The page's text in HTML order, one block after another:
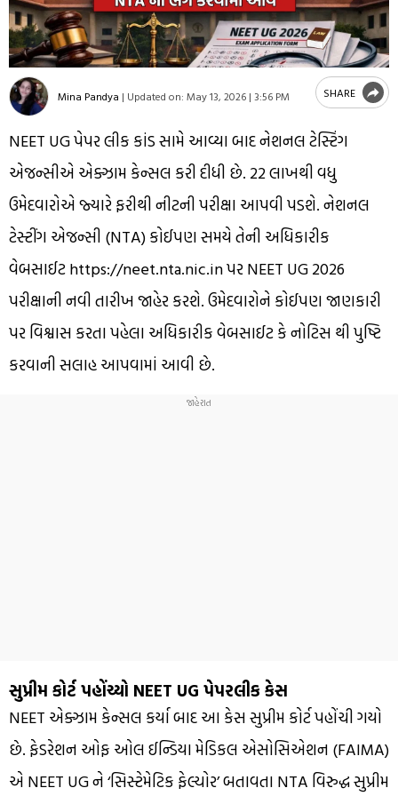
Mina Pandya | Updated on: May 13, 2026 | 3:56 PM SHARE
NEET UG પેપર લીક કાંડ સામે આવ્યા બાદ નેશનલ ટેસ્ટિંગ
એજન્સીએ એક્ઝામ કેન્સલ કરી દીધી છે. 22 લાખથી વધુ
ઉમેદવારોએ જ્યારે ફરીથી નીટની પરીક્ષા આપવી પડશે. નેશનલ
ટેસ્ટીંગ એજન્સી (NTA) કોઈપણ સમયે તેની અધિકારીક
વેબસાઈટ https://neet.nta.nic.in પર NEET UG 2026
પરીક્ષાની નવી તારીખ જાહેર કરશે. ઉમેદવારોને કોઈપણ જાણકારી
પર વિશ્વાસ કરતા પહેલા અધિકારીક વેબસાઈટ કે નોટિસ થી પુષ્ટિ
કરવાની સલાહ આપવામાં આવી છે.
સુપ્રીમ કોર્ટ પહોંચ્યો NEET UG પેપરલીક કેસ
NEET એક્ઝામ કેન્સલ કર્યા બાદ આ કેસ સુપ્રીમ કોર્ટ પહોંચી ગયો
છે. ફેડરેશન ઓફ ઓલ ઈન્ડિયા મેડિકલ એસોસિએશન (FAIMA)
એ NEET UG ને ‘સિસ્ટેમેટિક ફેલ્યોર’ બતાવતા NTA વિરુદ્ધ સુપ્રીમ